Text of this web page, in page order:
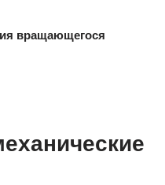
вращающегося